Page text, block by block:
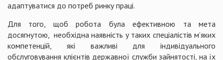
адаптуватися до потреб ринку праці.
Для того, щоб робота була ефективною та мета
досягнутою, необхідна наявність у таких спеціалістів м’яких
компетенцій, які важливі для індивідуального
обслуговування клієнтів державної служби зайнятості, на їх